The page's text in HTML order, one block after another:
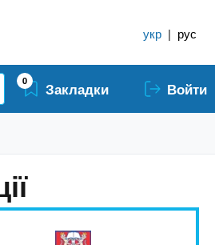
укр | рус
0 Закладки Войти